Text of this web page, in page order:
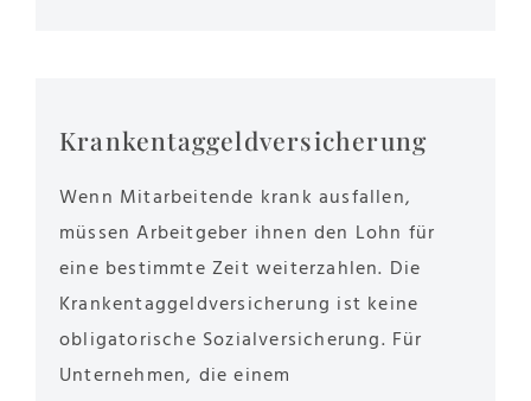
Krankentaggeldversicherung
Wenn Mitarbeitende krank ausfallen,
müssen Arbeitgeber ihnen den Lohn für
eine bestimmte Zeit weiterzahlen. Die
Krankentaggeldversicherung ist keine
obligatorische Sozialversicherung. Für
Unternehmen, die einem